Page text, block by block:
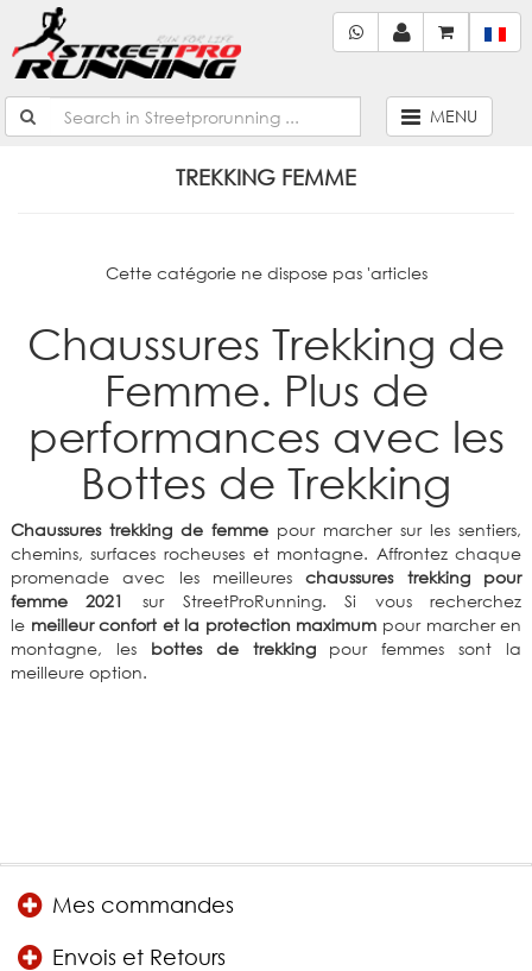
MENU
TREKKING FEMME
Cette catégorie ne dispose pas 'articles
Chaussures Trekking de
Femme. Plus de
performances avec les
Bottes de Trekking
Chaussures trekking de femme pour marcher sur les sentiers,
chemins, surfaces rocheuses et montagne. Affrontez chaque
promenade avec les meilleureschaussures trekking pour
femme 2021 sur StreetProRunning. Si vous recherchez
le meilleur confort et la protection maximum pour marcher en
montagne, les bottes de trekking pour femmes sont la
meilleure option.
Mes commandes
Envois et Retours